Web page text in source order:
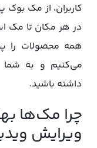
همه محصولات را
می‌کنیم و به شما
داشته باشید.
چرا مک‌ها
ویرایش